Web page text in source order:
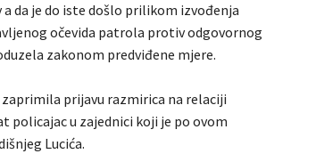
da je do iste došlo prilikom izvođenja
očevida patrola protiv odgovornog
zakonom predviđene mjere.
zaprimila prijavu razmirica na relaciji
policajac u zajednici koji je po ovom
Lucića.